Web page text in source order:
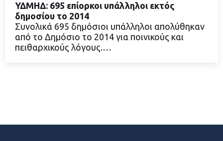
ΔΙΑΒΑΣΤΕ ΠΕΡΙΣΣΟΤΕΡΑ
ΥΔΜΗΔ: 695 επίορκοι υπάλληλοι εκτός
δημοσίου το 2014
Συνολικά 695 δημόσιοι υπάλληλοι απολύθηκαν
από το Δημόσιο το 2014 για ποινικούς και
πειθαρχικούς λόγους.…